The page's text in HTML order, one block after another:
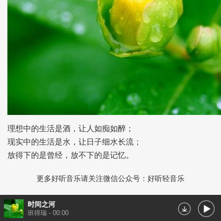
理想中的生活是酒，让人如痴如醉；
现实中的生活是水，让日子细水长流；
放得下的是曾经，放不下的是记忆。
更多好听音乐请关注微信公众号：好听轻音乐
时间之河
班得瑞 - 00:00